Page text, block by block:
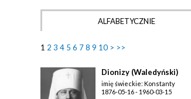
ALFABETYCZNIE
1 2 3 4 5 6 78 9 10 > >>
Dionizy (Waledyński)
imię świeckie: Konstanty
1876-05-16 - 1960-03-15